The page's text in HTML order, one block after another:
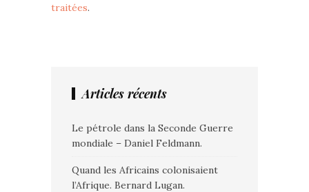
traitées.
Articles récents
Le pétrole dans la Seconde Guerre
mondiale – Daniel Feldmann.
Quand les Africains colonisaient
l’Afrique. Bernard Lugan.